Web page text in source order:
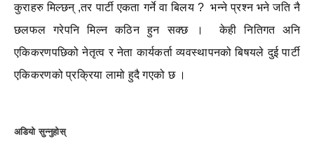
कुराहरु मिल्छन् ,तर पार्टी एकता गर्ने वा बिलय ? भन्ने प्रश्न भने जति नै
छलफल गरेपनि मिल्न कठिन हुन सक्छ । केही नितिगत अनि
एकिकरणपछिको नेतृत्व र नेता कार्यकर्ता व्यवस्थापनको बिषयले दुई पार्टी
एकिकरणको प्रक्रिया लामो हुदै गएको छ ।
अडियो सुन्नुहोस्